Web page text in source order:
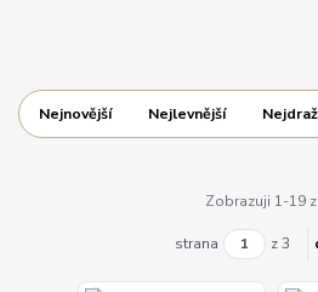
Nejnovější Nejlevnější
Zobrazuji 1-19
strana z 3